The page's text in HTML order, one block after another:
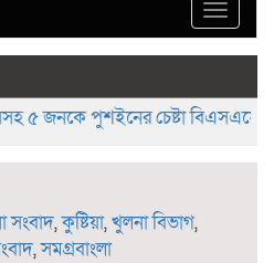
Toggle
৫ জনকে পুশইনের চেষ্টা বিএসএফের,
সংবাদ,কুষ্টিয়া,খুলনা বিভাগ,
,সমগ্রবাংলা